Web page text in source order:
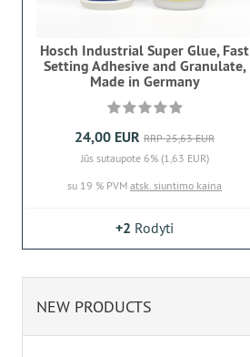
Hosch Industrial Super Glue, Fast
Setting Adhesive and Granulate,
Made in Germany
24,00 EUR RRP 25,63 EUR
Jūs sutaupote 6% (1,63 EUR)
su 19 % PVM atsk. siuntimo kaina
+2 Rodyti
NEW PRODUCTS